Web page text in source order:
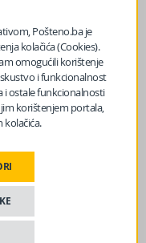
Glavnog odbora
Ne mogu da
narkokartel,
Pošteno.ba je
kolačića (Cookies).
omogućili korištenje
i funkcionalnost
i ostale funkcionalnosti
korištenjem portala,
kolačića.